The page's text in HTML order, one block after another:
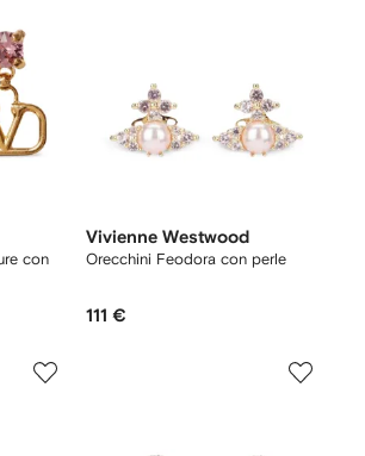
con
Vivienne Westwood
Orecchini Feodora con perle
111 €